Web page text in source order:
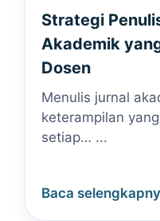
Strategi
Akademik
Dosen
Menulis jurnal
keterampilan
setiap… ...
Baca